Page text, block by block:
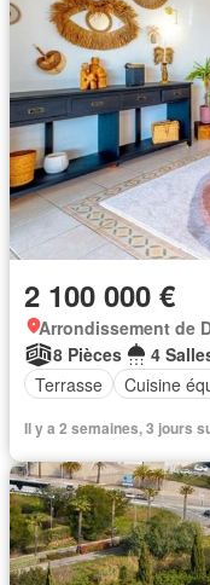
2 100 000 €
Arrondissement de
8 Pièces
4
Terrasse
Cuisine
Il y a 2 semaines, 3 jours